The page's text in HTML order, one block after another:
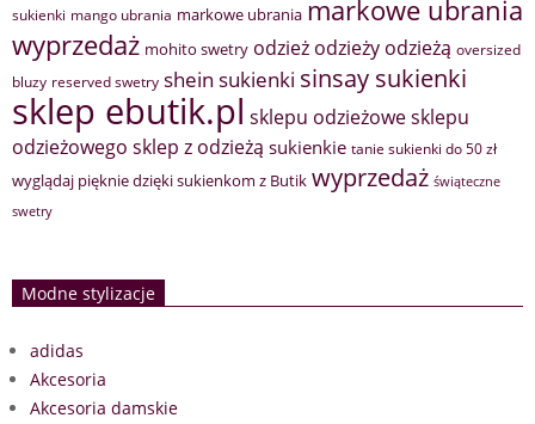
sukienki mango ubrania markowe ubrania markowe ubrania
wyprzedaż mohito swetry odzież odzieży odzieżą oversized
bluzy reserved swetry shein sukienki sinsay sukienki
sklep ebutik.pl sklepu odzieżowesklepu
odzieżowego sklep z odzieżą sukienkie tanie sukienki do 50 zł
wyglądaj pięknie dzięki sukienkom z Butik wyprzedaż świąteczne
swetry
Modne stylizacje
adidas
Akcesoria
Akcesoria damskie